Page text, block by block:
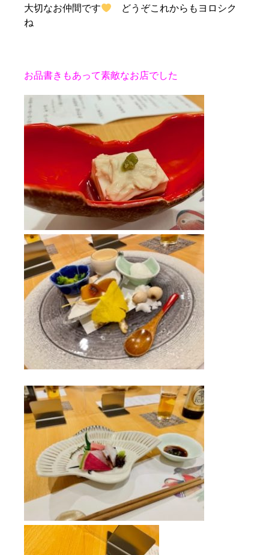
大切なお仲間です
どうぞこれからもヨロシク
ね
お品書きもあって素敵なお店でした